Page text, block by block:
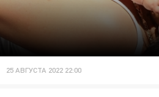
25 АВГУСТА 2022 22:00